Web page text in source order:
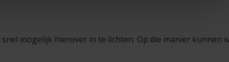
mogelijk hierover in te lichten. Op die manier kunnen